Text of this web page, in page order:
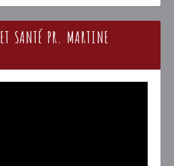
SANTÉ PR. MARTINE